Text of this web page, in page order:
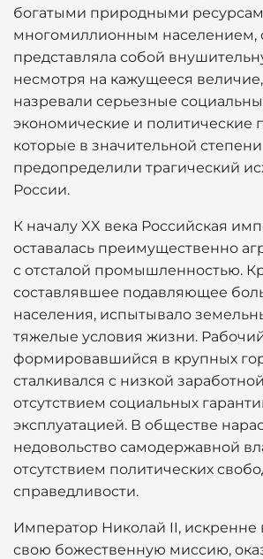
богатыми природными
многомиллионным населением,
представляла собой
несмотря на кажущееся
назревали серьезные
экономические и политические
которые в значительной степени
предопределили трагический
России.
К началу XX века Российская
оставалась преимущественно
с отсталой промышленностью.
составлявшее подавляющее
населения, испытывало
тяжелые условия жизни.
формировавшийся в крупных
сталкивался с низкой
отсутствием социальных
эксплуатацией. В обществе
недовольство самодержавной
отсутствием политических
справедливости.
Император Николай II,
свою божественную миссию,